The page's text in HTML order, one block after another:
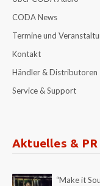
CODA News
Termine und
Kontakt
Händler & Distributoren
Service & Support
Aktuelles & PR
“Make it